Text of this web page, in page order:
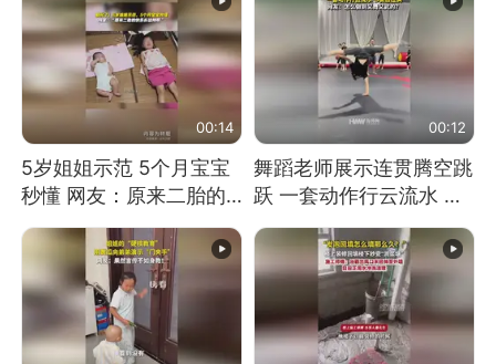
00:14
5岁姐姐示范 5个月宝宝
秒懂 网友：原来二胎的
快乐长这样
00:12
舞蹈老师展示连贯腾空跳
跃 一套动作行云流水 节
奏感拉满 网友：怎么做
到又舞又武的？